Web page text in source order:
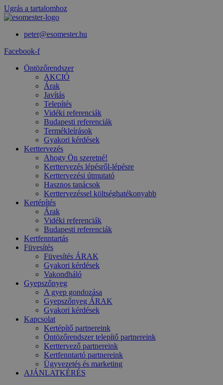
Ugrás a tartalomhoz
peter@esomester.hu
Facebook-f
Öntözőrendszer
AKCIÓ
Árak
Javítás
Telepítés
Vidéki referenciák
Budapesti referenciák
Termékleírások
Gyakori kérdések
Kerttervezés
Ahogy Ön szeretné!
Kerttervezés lépésről-lépésre
Kerttervezési útmutató
Hasznos tanácsok
Kerttervezéssel költséghatékonyabb
Kertépítés
Árak
Vidéki referenciák
Budapesti referenciák
Kertfenntartás
Füvesítés
Füvesítés ÁRAK
Gyakori kérdések
Vakondháló
Gyepszőnyeg
A gyep gondozása
Gyepszőnyeg ÁRAK
Gyakori kérdések
Kapcsolat
Kertépítő partnereink
Öntözőrendszer telepítő partnereink
Kerttervező partnereink
Kertfenntartó partnereink
Ügyvezetés és marketing
AJÁNLATKÉRÉS